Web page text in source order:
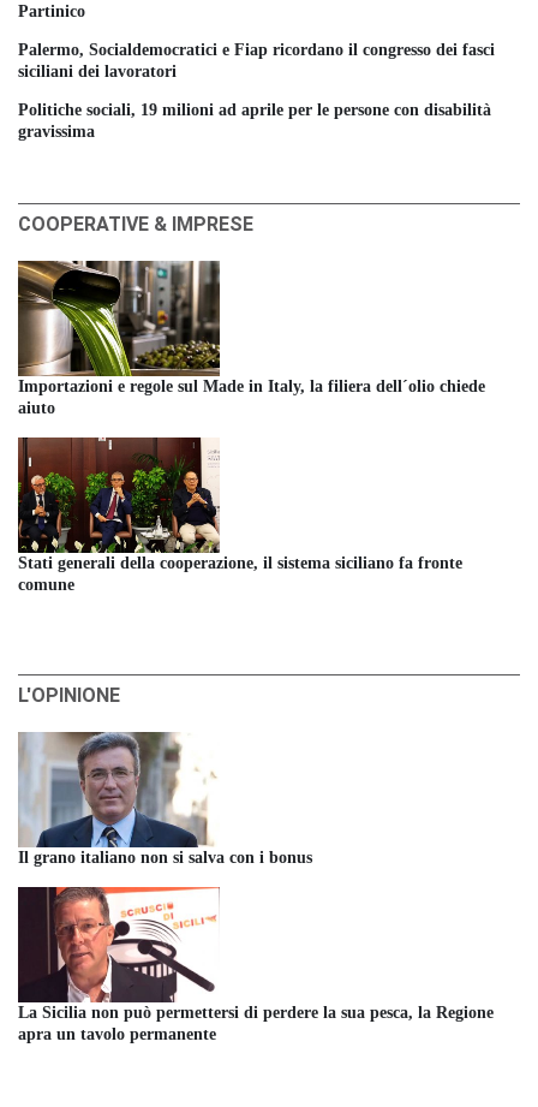
Partinico
Palermo, Socialdemocratici e Fiap ricordano il congresso dei fasci
siciliani dei lavoratori
Politiche sociali, 19 milioni ad aprile per le persone con disabilità
gravissima
COOPERATIVE & IMPRESE
Importazioni e regole sul Made in Italy, la filiera dell´olio chiede
aiuto
Stati generali della cooperazione, il sistema siciliano fa fronte
comune
L'OPINIONE
Il grano italiano non si salva con i bonus
La Sicilia non può permettersi di perdere la sua pesca, la Regione
apra un tavolo permanente